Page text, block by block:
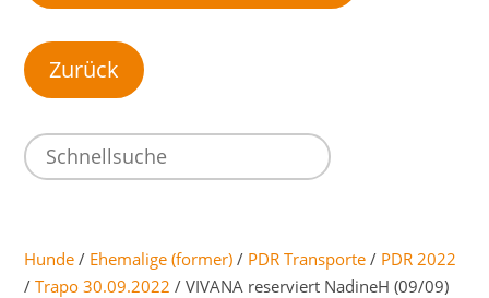
Hunde / Ehemalige (former) / PDR Transporte / PDR 2022
/Trapo 30.09.2022 / VIVANA reserviert NadineH (09/09)